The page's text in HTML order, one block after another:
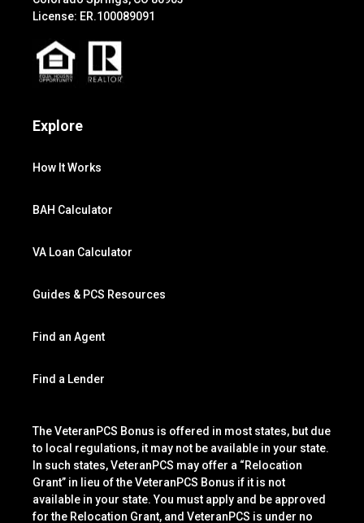
License: ER.100089091
Explore
How It Works
BAH Calculator
VA Loan Calculator
Guides & PCS Resources
Find an Agent
Find a Lender
The VeteranPCS Bonus is offered in most states, but due
to local regulations, it may not be available in your state.
In such states, VeteranPCS may offer a “Relocation
Grant” in lieu of the VeteranPCS Bonus if it is not
available in your state. You must apply and be approved
for the Relocation Grant, and VeteranPCS is under no